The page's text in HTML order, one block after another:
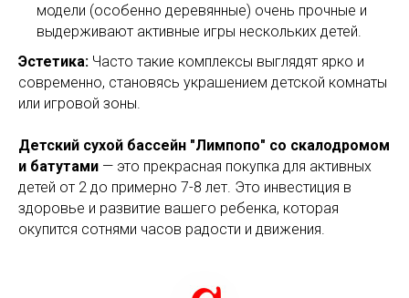
модели (особенно деревянные) очень прочные и
выдерживают активные игры нескольких детей.
Эстетика: Часто такие комплексы выглядят ярко и
современно, становясь украшением детской комнаты
или игровой зоны.
Детский сухой бассейн "Лимпопо" со скалодромом
и батутами — это прекрасная покупка для активных
детей от 2 до примерно 7-8 лет. Это инвестиция в
здоровье и развитие вашего ребенка, которая
окупится сотнями часов радости и движения.